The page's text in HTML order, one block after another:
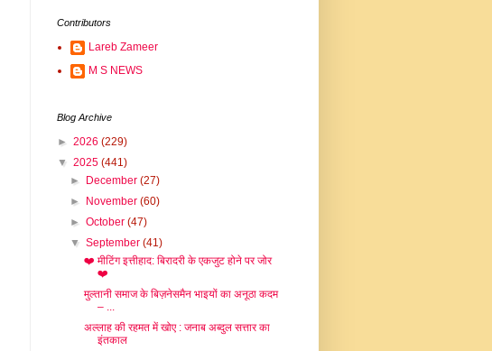
Contributors
Lareb Zameer
M S NEWS
Blog Archive
► 2026 (229)
▼ 2025 (441)
►
December(27)
►
November(60)
►October(47)
▼September(41)
❤️ मीटिंग इत्तीहाद: बिरादरी के एकजुट होने पर जोर
❤️
मुल्तानी समाज के बिज़नेसमैन भाइयों का अनूठा कदम
– ...
अल्लाह की रहमत में खोए : जनाब अब्दुल सत्तार का
इंतकाल